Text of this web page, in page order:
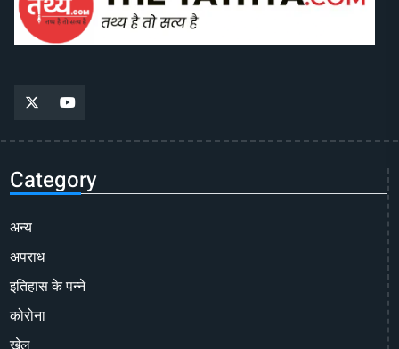
Category
अन्य
अपराध
इतिहास के पन्ने
कोरोना